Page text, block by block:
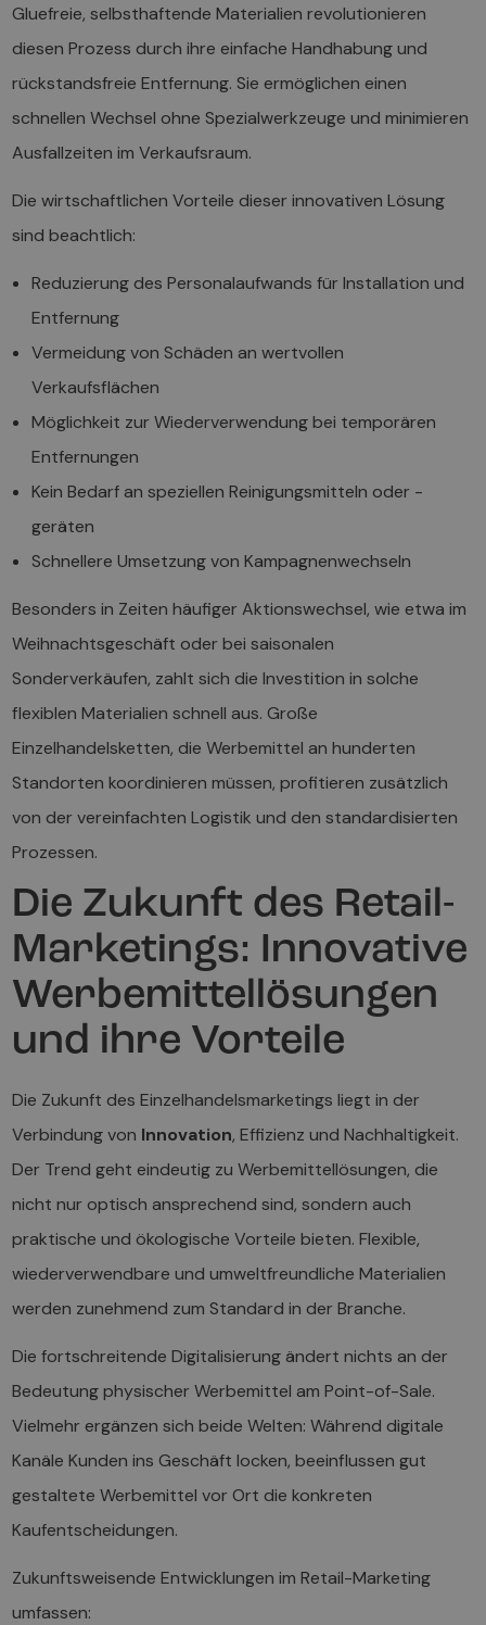
Gluefreie, selbsthaftende Materialien revolutionieren
diesen Prozess durch ihre einfache Handhabung und
rückstandsfreie Entfernung. Sie ermöglichen einen
schnellen Wechsel ohne Spezialwerkzeuge und minimieren
Ausfallzeiten im Verkaufsraum.
Die wirtschaftlichen Vorteile dieser innovativen Lösung
sind beachtlich:
Reduzierung des Personalaufwands für Installation und
Entfernung
Vermeidung von Schäden an wertvollen
Verkaufsflächen
Möglichkeit zur Wiederverwendung bei temporären
Entfernungen
Kein Bedarf an speziellen Reinigungsmitteln oder -
geräten
Schnellere Umsetzung von Kampagnenwechseln
Besonders in Zeiten häufiger Aktionswechsel, wie etwa im
Weihnachtsgeschäft oder bei saisonalen
Sonderverkäufen, zahlt sich die Investition in solche
flexiblen Materialien schnell aus. Große
Einzelhandelsketten, die Werbemittel an hunderten
Standorten koordinieren müssen, profitieren zusätzlich
von der vereinfachten Logistik und den standardisierten
Prozessen.
Die Zukunft des Retail-
Marketings: Innovative
Werbemittellösungen
und ihre Vorteile
Die Zukunft des Einzelhandelsmarketings liegt in der
Verbindung von Innovation, Effizienz und Nachhaltigkeit.
Der Trend geht eindeutig zu Werbemittellösungen, die
nicht nur optisch ansprechend sind, sondern auch
praktische und ökologische Vorteile bieten. Flexible,
wiederverwendbare und umweltfreundliche Materialien
werden zunehmend zum Standard in der Branche.
Die fortschreitende Digitalisierung ändert nichts an der
Bedeutung physischer Werbemittel am Point-of-Sale.
Vielmehr ergänzen sich beide Welten: Während digitale
Kanäle Kunden ins Geschäft locken, beeinflussen gut
gestaltete Werbemittel vor Ort die konkreten
Kaufentscheidungen.
Zukunftsweisende Entwicklungen im Retail-Marketing
umfassen: